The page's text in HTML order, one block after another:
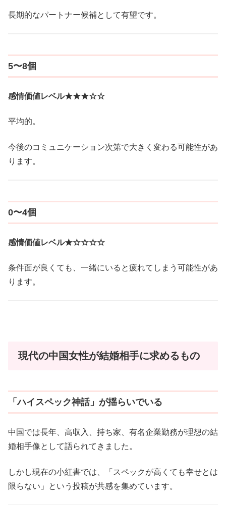
長期的なパートナー候補として有望です。
5〜8個
感情価値レベル★★★☆☆
平均的。
今後のコミュニケーション次第で大きく変わる可能性があ
ります。
0〜4個
感情価値レベル★☆☆☆☆
条件面が良くても、一緒にいると疲れてしまう可能性があ
ります。
現代の中国女性が結婚相手に求めるもの
「ハイスペック神話」が揺らいでいる
中国では長年、高収入、持ち家、有名企業勤務が理想の結
婚相手像として語られてきました。
しかし現在の小紅書では、「スペックが高くても幸せとは
限らない」という投稿が共感を集めています。